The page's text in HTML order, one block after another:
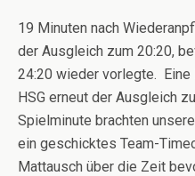
19 Minuten nach
der Ausgleich zum 20:20,
24:20 wieder vorlegte.
HSG erneut der Ausgleich
Spielminute brachten
ein geschicktes Team-
Mattausch über die Zeit